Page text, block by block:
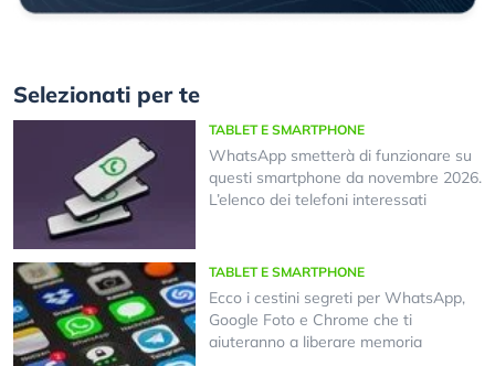
Selezionati per te
TABLET E SMARTPHONE
WhatsApp smetterà di funzionare su
questi smartphone da novembre 2026.
L’elenco dei telefoni interessati
TABLET E SMARTPHONE
Ecco i cestini segreti per WhatsApp,
Google Foto e Chrome che ti
aiuteranno a liberare memoria